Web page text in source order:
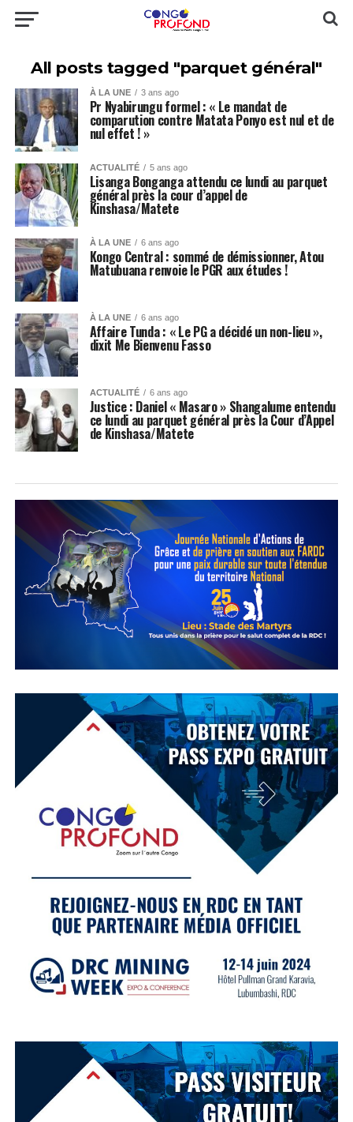
All posts tagged "parquet général"
À LA UNE 3 ans ago
Pr Nyabirungu formel : « Le mandat de
comparution contre Matata Ponyo est nul et de
nul effet ! »
ACTUALITÉ 5 ans ago
Lisanga Bonganga attendu ce lundi au parquet
général près la cour d’appel de
Kinshasa/Matete
À LA UNE 6 ans ago
Kongo Central : sommé de démissionner, Atou
Matubuana renvoie le PGR aux études !
À LA UNE 6 ans ago
Affaire Tunda : « Le PG a décidé un non-lieu »,
dixit Me Bienvenu Fasso
ACTUALITÉ 6 ans ago
Justice : Daniel « Masaro » Shangalume entendu
ce lundi au parquet général près la Cour d’Appel
de Kinshasa/Matete